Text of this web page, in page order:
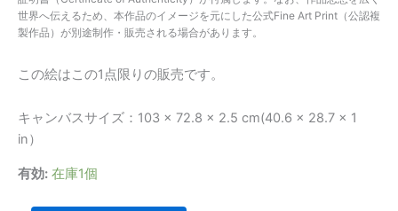
世界へ伝えるため、本作品のイメージを元にした公式Fine Art Print（公認複
製作品）が別途制作・販売される場合があります。
この絵はこの1点限りの販売です。
キャンバスサイズ：103 × 72.8 × 2.5 cm(40.6 × 28.7 × 1
in）
有効: 在庫1個